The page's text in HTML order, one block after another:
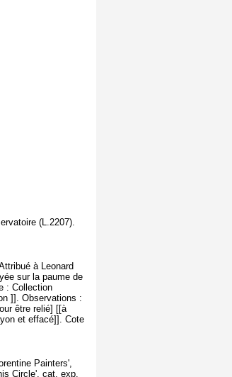
(L.2207).
à Leonard
sur la paume de
: Collection
]]. Observations :
être relié] [[à
et effacé]]. Cote
Painters',
Circle', cat. exp.